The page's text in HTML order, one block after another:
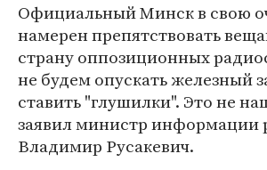
Официальный Минск в свою
намерен препятствовать
страну оппозиционных
не будем опускать железный
ставить "глушилки". Это не
заявил министр информации
Владимир Русакевич.